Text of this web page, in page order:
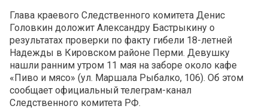
Глава краевого Следственного комитета Денис
Головкин доложит Александру Бастрыкину о
результатах проверки по факту гибели 18-летней
Надежды в Кировском районе Перми. Девушку
нашли ранним утром 11 мая на заборе около кафе
«Пиво и мясо» (ул. Маршала Рыбалко, 106). Об этом
сообщает официальный телеграм-канал
Следственного комитета РФ.